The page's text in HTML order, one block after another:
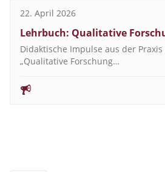
22. April 2026
Lehrbuch: Qualitative
Didaktische Impulse aus der
„Qualitative Forschung…